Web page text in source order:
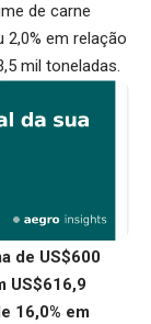
de carne
em relação
mil toneladas.
de US$600
US$616,9
16,0% em